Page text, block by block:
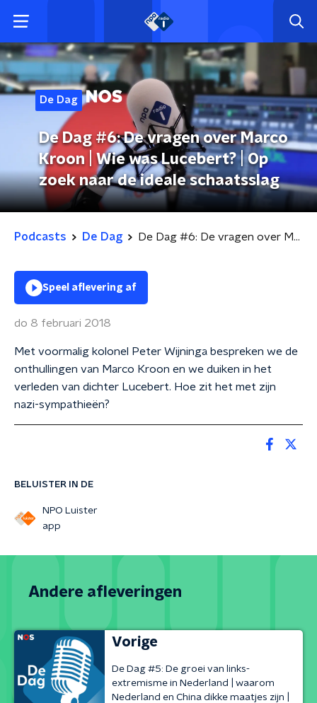
De Dag
De Dag #6: De vragen over Marco
Kroon | Wie was Lucebert? | Op
zoek naar de ideale schaatsslag
Podcasts De Dag De Dag #6: De vragen over Marco Kroon | Wie was Lucebert? | Op zoek naar de ideale schaatsslag
BELUISTER IN DE
NPO Luister
app
Speel aflevering af
do 8 februari 2018
Met voormalig kolonel Peter Wijninga bespreken we de
onthullingen van Marco Kroon en we duiken in het
verleden van dichter Lucebert. Hoe zit het met zijn
nazi-sympathieën?
Andere afleveringen
Vorige
De Dag #5: De groei van links-
extremisme in Nederland | waarom
Nederland en China dikke maatjes zijn |